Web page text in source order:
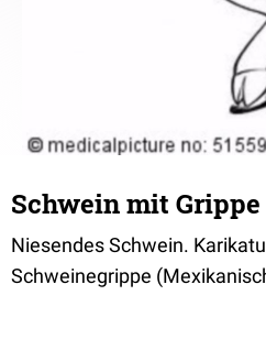
Schwein mit Grippe
Niesendes Schwein.
Schweinegrippe